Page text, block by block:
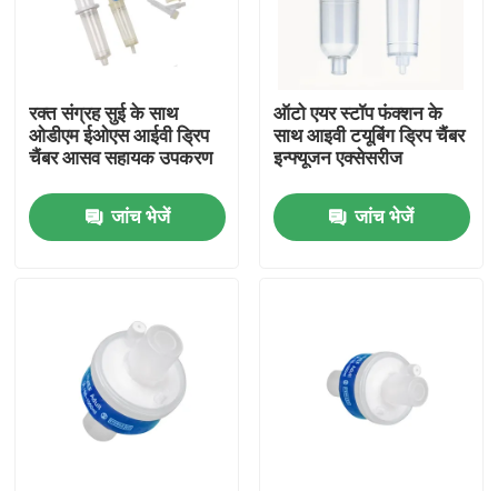
फैक्टरी यात्रा
गुणवत्ता नियंत्रण
हमसे संपर्क करें
मेडिकल सिलिकॉन रबर
मेडिकल रबर स्टॉपर
रक्त संग्रह सुई के साथ
ओडीएम ईओएस आईवी ड्रिप
चैंबर आसव सहायक उपकरण
जांच भेजें
ऑटो एयर स्टॉप फंक्शन के
साथ आइवी टयूबिंग ड्रिप चैंबर
इन्फ्यूजन एक्सेसरीज
जांच भेजें